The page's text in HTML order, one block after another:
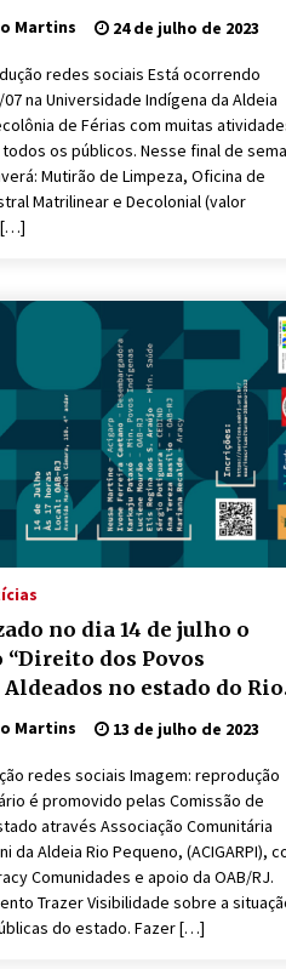
Martins 24 de julho de 2023
redes sociais Está ocorrendo
na Universidade Indígena da Aldeia
de Férias com muitas
os públicos. Nesse final de
Mutirão de Limpeza, Oficina de
Matrilinear e Decolonial (valor
[…]
no dia 14 de julho o
dos Povos
no estado do Rio
O evento acontecerá na
das 17h.
Martins 13 de julho de 2023
redes sociais Imagem: reprodução
é promovido pelas Comissão de
através Associação Comunitária
da Aldeia Rio Pequeno, (ACIGARPI),
Comunidades e apoio da OAB/RJ.
Trazer Visibilidade sobre a
do estado. Fazer […]